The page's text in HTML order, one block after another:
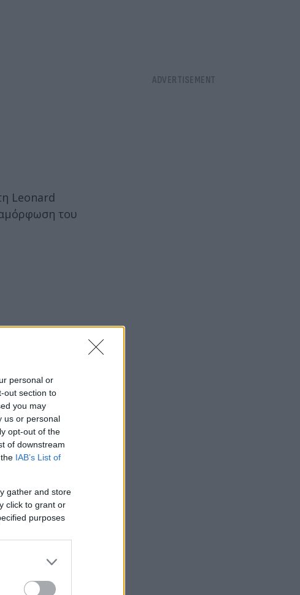
personal or
out section to
you may
us or personal
opt-out of the
of downstream
IAB’s List of
gather and store
click to grant or
purposes
Leonard
του